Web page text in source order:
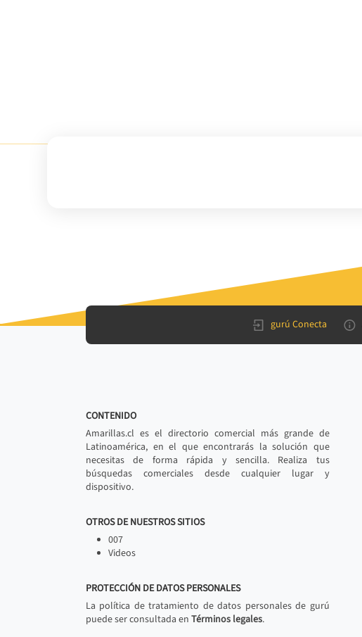
gurú Conecta
CONTENIDO
Amarillas.cl es el directorio comercial más grande de
Latinoamérica, en el que encontrarás la solución que
necesitas de forma rápida y sencilla. Realiza tus
búsquedas comerciales desde cualquier lugar y
dispositivo.
OTROS DE NUESTROS SITIOS
007
Videos
PROTECCIÓN DE DATOS PERSONALES
La política de tratamiento de datos personales de gurú
puede ser consultada en Términos legales.